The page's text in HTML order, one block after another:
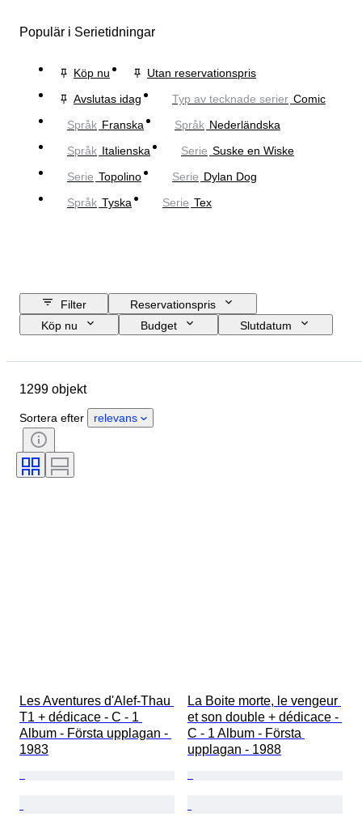
Populär i Serietidningar
Köp nu
Utan reservationspris
Avslutas idag
Typ av tecknade serier Comic
Språk Franska Språk Nederländska
Språk Italienska Serie Suske en Wiske
Serie Topolino Serie Dylan Dog
Språk Tyska Serie Tex
Filter
Reservationspris
Köp nu
Budget
Slutdatum
Extra tillbehör
Teknik
Bindning
Utgåva nr.
Färg
Betyg
1299 objekt
Sortera efter relevans
Les Aventures d'Alef-Thau
T1 + dédicace - C - 1
Album - Första upplagan -
1983
La Boite morte, le vengeur
et son double + dédicace -
C - 1 Album - Första
upplagan - 1988